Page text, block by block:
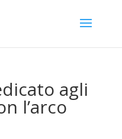
agli
l’arco